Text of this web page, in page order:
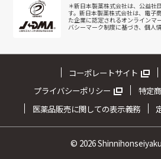
＊新日本製薬株式会社は、公益社
す。新日本製薬株式会社は、電子
た企業に認定されるオンラインマ
バシーマーク制度に基づき、個人
コーポレートサイト
プライバシーポリシー
特定
医薬品販売に関しての表示義務
© 2026